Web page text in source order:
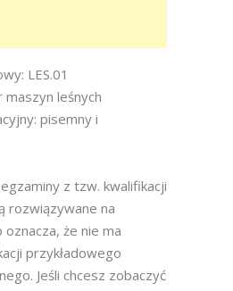
LES.01
leśnych
pisemny i
z tzw. kwalifikacji
rozwiązywane na
że nie ma
przykładowego
Jeśli chcesz zobaczyć